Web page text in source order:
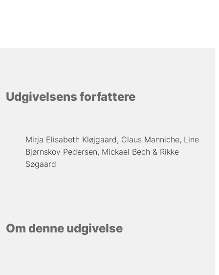
Udgivelsens forfattere
Mirja Elisabeth Kløjgaard Claus Manniche Line
Bjørnskov Pedersen Mickael Bech
Rikke
Søgaard
Om denne udgivelse